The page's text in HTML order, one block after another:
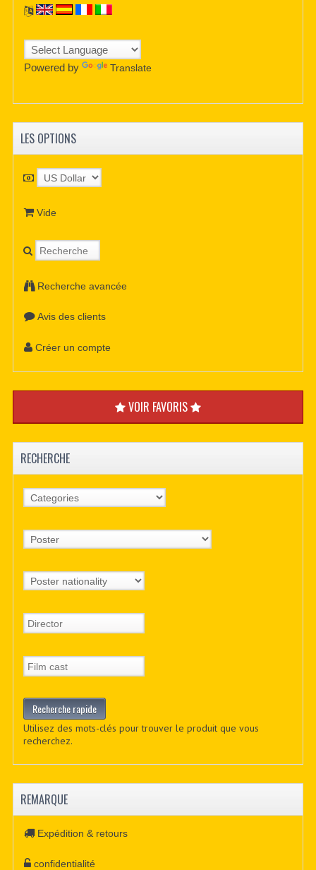
Powered by Translate
LES OPTIONS
Vide
Recherche avancée
Avis des clients
Créer un compte
VOIR FAVORIS
RECHERCHE
Utilisez des mots-clés pour trouver le produit que vous
recherchez.
REMARQUE
Expédition & retours
confidentialité